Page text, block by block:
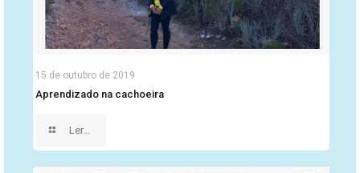
15 de outubro de 2019
Aprendizado na cachoeira
Ler...